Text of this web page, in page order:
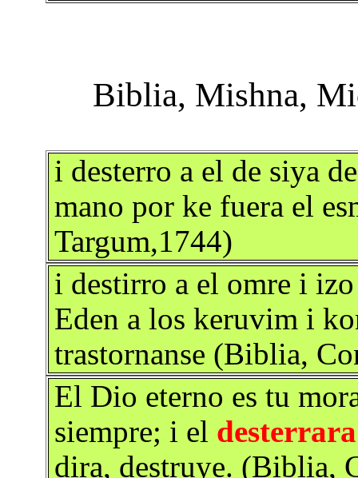
i desterro a el de siya
mano por ke fuera el
Targum,1744)
i destirro a el omre i
Eden a los keruvim i
trastornanse (Biblia,
El Dio eterno es tu
siempre; i el desterrara
dira, destruye. (Biblia,